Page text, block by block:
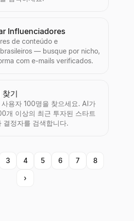
Influenciadores
de conteúdo e
— busque por nicho,
com e-mails verificados.
찾기
용자 100명을 찾으세요. AI가
개 이상의 최근 투자된 스타트
결정자를 검색합니다.
3 4 5 6 7 8
›